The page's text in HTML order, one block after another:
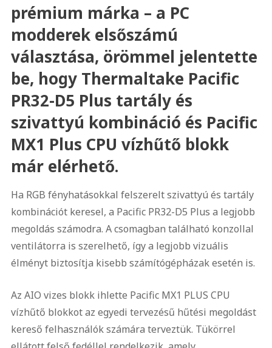
prémium márka – a PC
modderek elsőszámú
választása, örömmel jelentette
be, hogy Thermaltake Pacific
PR32-D5 Plus tartály és
szivattyú kombináció és Pacific
MX1 Plus CPU vízhűtő blokk
már elérhető.
Ha RGB fényhatásokkal felszerelt szivattyú és tartály
kombinációt keresel, a Pacific PR32-D5 Plus a legjobb
megoldás számodra. A csomagban található konzollal
ventilátorra is szerelhető, így a legjobb vizuális
élményt biztosítja kisebb számítógépházak esetén is.
Az AIO vizes blokk ihlette Pacific MX1 PLUS CPU
vízhűtő blokkot az egyedi tervezésű hűtési megoldást
kereső felhasználók számára terveztük. Tükörrel